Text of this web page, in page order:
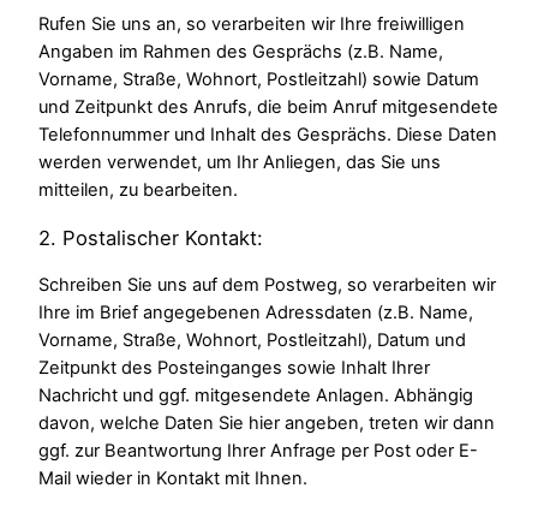
Rufen Sie uns an, so verarbeiten wir Ihre freiwilligen
Angaben im Rahmen des Gesprächs (z.B. Name,
Vorname, Straße, Wohnort, Postleitzahl) sowie Datum
und Zeitpunkt des Anrufs, die beim Anruf mitgesendete
Telefonnummer und Inhalt des Gesprächs. Diese Daten
werden verwendet, um Ihr Anliegen, das Sie uns
mitteilen, zu bearbeiten.
2. Postalischer Kontakt:
Schreiben Sie uns auf dem Postweg, so verarbeiten wir
Ihre im Brief angegebenen Adressdaten (z.B. Name,
Vorname, Straße, Wohnort, Postleitzahl), Datum und
Zeitpunkt des Posteinganges sowie Inhalt Ihrer
Nachricht und ggf. mitgesendete Anlagen. Abhängig
davon, welche Daten Sie hier angeben, treten wir dann
ggf. zur Beantwortung Ihrer Anfrage per Post oder E-
Mail wieder in Kontakt mit Ihnen.